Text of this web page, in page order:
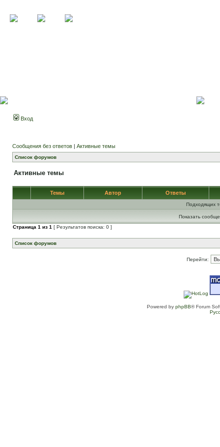
Вход
Сообщения без ответов | Активные темы
Список форумов
Активные темы
Темы Автор Ответы
Подходящих
Показать
Страница 1 из 1 [ Результатов поиска: 0 ]
Список форумов
Перейти:
Powered by phpBB® Forum